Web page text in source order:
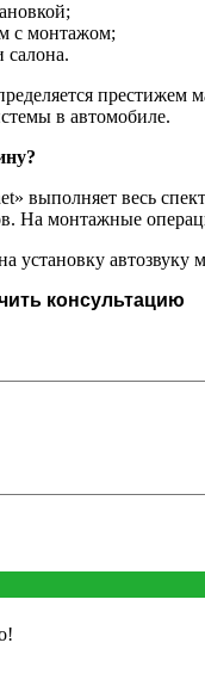
с монтажом;
салона.
в автомобиле.
выполняет весь
На монтажные
автозвуку
консультацию